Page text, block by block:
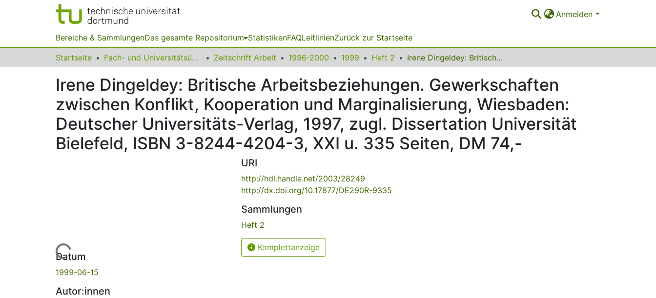
Anmelden
Bereiche & SammlungenDas gesamte Repositorium StatistikenFAQLeitlinienZurück zur Startseite
Startseite Fach- und Universitätsübergreifendes Zeitschrift Arbeit 1996-2000 1999 Heft 2 Irene Dingeldey: Britische Arbeitsbeziehungen. Gewerkschaften zwischen Konflikt, Kooperation und Marginalisierung, Wiesbaden: Deutscher Universitäts-Verlag, 1997, zugl. Dissertation Universität Bielefeld, ISBN 3-8244-4204-3, XXI u. 335 Seiten, DM 74,-
Irene Dingeldey: Britische Arbeitsbeziehungen. Gewerkschaften
zwischen Konflikt, Kooperation und Marginalisierung, Wiesbaden:
Deutscher Universitäts-Verlag, 1997, zugl. Dissertation Universität
Bielefeld, ISBN 3-8244-4204-3, XXI u. 335 Seiten, DM 74,-
Lade...
Datum
1999-06-15
Autor:innen
URI
http://hdl.handle.net/2003/28249
http://dx.doi.org/10.17877/DE290R-9335
Sammlungen
Heft 2
Komplettanzeige